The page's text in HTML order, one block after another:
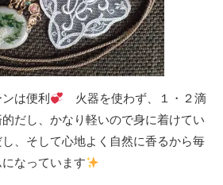
は便利
火器を使わず、１・２滴
だし、かなり軽いので身に着けてい
、そして心地よく自然に香るから毎
なっています